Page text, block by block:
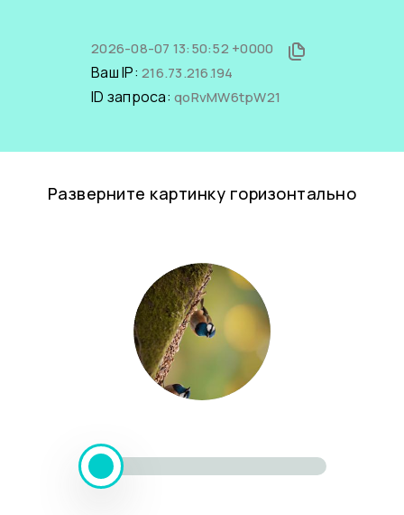
2026-08-07 13:50:52 +0000
Ваш IP: 216.73.216.194
ID запроса: qoRvMW6tpW21
Разверните картинку горизонтально